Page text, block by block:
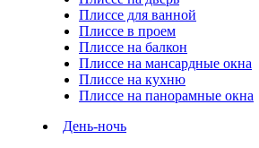
Плиссе для ванной
Плиссе в проем
Плиссе на балкон
Плиссе на мансардные окна
Плиссе на кухню
Плиссе на панорамные окна
День-ночь